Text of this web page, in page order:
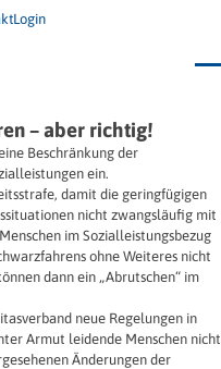
Login
– aber richtig!
Beschränkung der
ein.
damit die geringfügigen
nicht zwangsläufig mit
im Sozialleistungsbezug
ohne Weiteres nicht
dann ein „Abrutschen“ im
neue Regelungen in
Armut leidende Menschen nicht
Änderungen der